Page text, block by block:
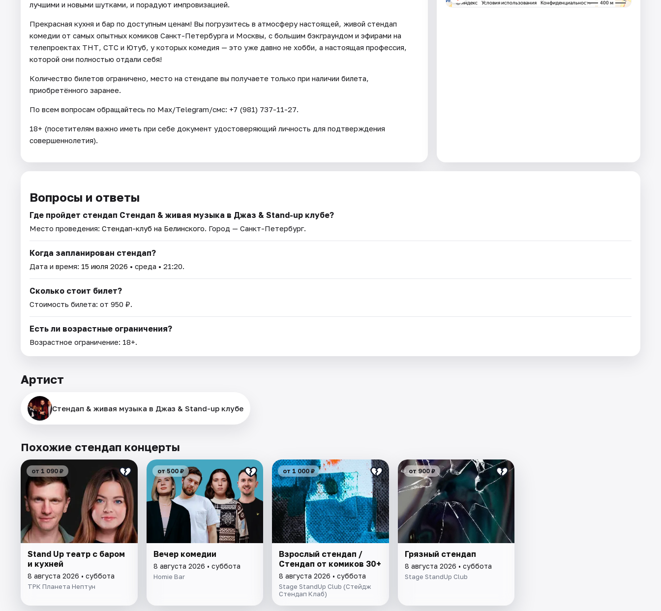
лучшими и новыми шутками, и порадуют импровизацией.
Прекрасная кухня и бар по доступным ценам! Вы погрузитесь в атмосферу настоящей, живой стендап
комедии от самых опытных комиков Санкт-Петербурга и Москвы, с большим бэкграундом и эфирами на
телепроектах ТНТ, СТС и Ютуб, у которых комедия — это уже давно не хобби, а настоящая профессия,
которой они полностью отдали себя!
Количество билетов ограничено, место на стендапе вы получаете только при наличии билета,
приобретённого заранее.
По всем вопросам обращайтесь по Max/Telegram/смс: +7 (981) 737-11-27.
18+ (посетителям важно иметь при себе документ удостоверяющий личность для подтверждения
совершеннолетия).
Вопросы и ответы
Где пройдет стендап Стендап & живая музыка в Джаз & Stand-up клубе?
Место проведения: Стендап-клуб на Белинского. Город — Санкт-Петербург.
Когда запланирован стендап?
Дата и время: 15 июля 2026 • среда • 21:20.
Сколько стоит билет?
Стоимость билета: от 950 ₽.
Есть ли возрастные ограничения?
Возрастное ограничение: 18+.
Артист
Стендап & живая музыка в Джаз & Stand-up клубе
Похожие стендап концерты
от 1 090 ₽
Stand Up театр с баром
и кухней
8 августа 2026 • суббота
ТРК Планета Нептун
от 500 ₽
Вечер комедии
8 августа 2026 • суббота
Homie Bar
от 1 000 ₽
Взрослый стендап /
Стендап от комиков 30+
8 августа 2026 • суббота
Stage StandUp Club (Стейдж
Стендап Клаб)
от 900 ₽
Грязный стендап
8 августа 2026 • суббота
Stage StandUp Club